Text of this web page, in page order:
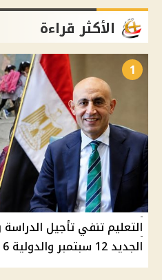
الأكثر قراءة
1
التعليم تنفي تأجيل
الجديد 12 سبتمبر والدولية 6 سبتمبر